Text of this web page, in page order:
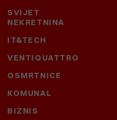
SVIJET
NEKRETNINA
IT&TECH
VENTIQUATTRO
OSMRTNICE
KOMUNAL
BIZNIS